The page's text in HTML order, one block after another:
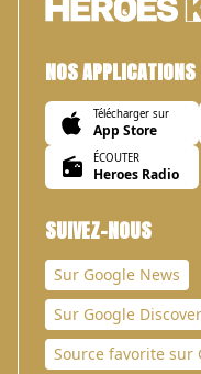
NOS APPLICATIONS
Télécharger sur
App Store
ÉCOUTER
Heroes Radio
SUIVEZ-NOUS
Sur Google News
Sur Google Discover
Source favorite sur